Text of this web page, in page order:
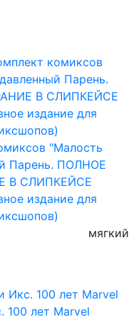
"Малость
Парень. ПОЛНОЕ
В СЛИПКЕЙСЕ
издание для
мягкий
100 лет Marvel